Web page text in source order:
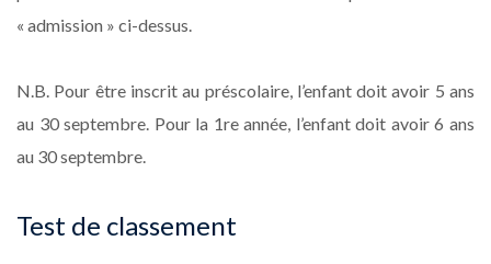
« admission » ci-dessus.
N.B. Pour être inscrit au préscolaire, l’enfant doit avoir 5 ans
au 30 septembre. Pour la 1re année, l’enfant doit avoir 6 ans
au 30 septembre.
Test de classement